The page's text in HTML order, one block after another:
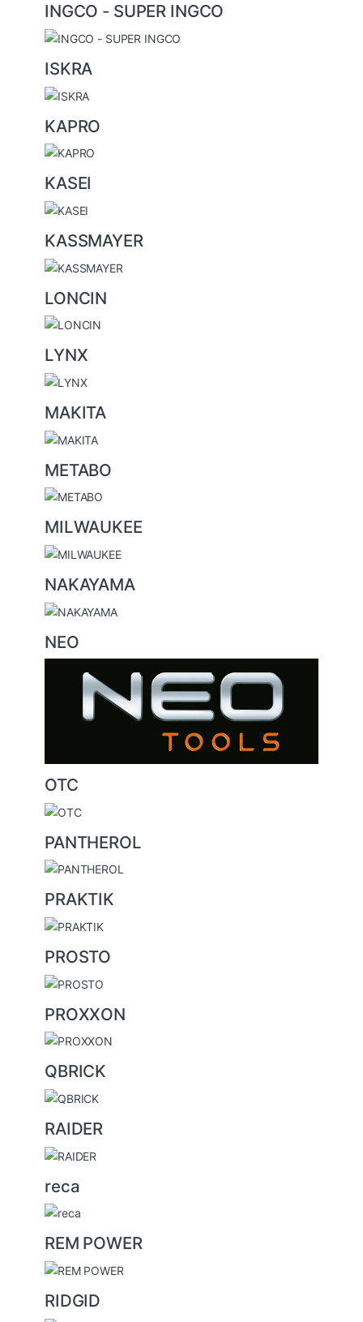
INGCO - SUPER INGCO
ISKRA
KAPRO
KASEI
KASSMAYER
LONCIN
LYNX
MAKITA
METABO
MILWAUKEE
NAKAYAMA
NEO
OTC
PANTHEROL
PRAKTIK
PROSTO
PROXXON
QBRICK
RAIDER
reca
REM POWER
RIDGID